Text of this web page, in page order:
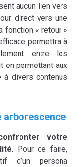
aucun lien vers
direct vers une
fonction « retour »
permettra à
entre les
en permettant aux
à divers contenus
arborescence
votre
. Pour ce faire,
d’un persona